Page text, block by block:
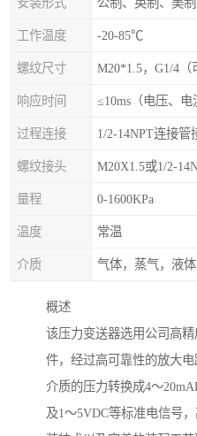
工作温度 -20-85℃
螺纹尺寸 M20*1.5，G1/4（
响应时间 ≤10ms（电压、电
过程连接 1/2-14NPT连接管
螺纹接头 M20X1.5或1/2-
量程 0-1600KPa
温度 常温
介质 气体，蒸气，液体
概述
该压力变送器选用公司高
件，经过高可靠性的放大
介质的压力转换成4～
及1～5VDC等标准电信号